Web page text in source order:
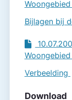
Bijlagen bij
Verbeelding
Download